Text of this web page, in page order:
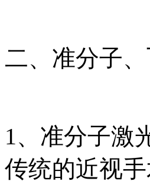
二、准分子
1、准分子激
传统的近视手